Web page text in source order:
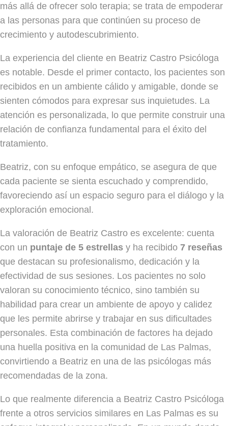
más allá de ofrecer solo terapia; se trata de empoderar
a las personas para que continúen su proceso de
crecimiento y autodescubrimiento.
La experiencia del cliente en Beatriz Castro Psicóloga
es notable. Desde el primer contacto, los pacientes son
recibidos en un ambiente cálido y amigable, donde se
sienten cómodos para expresar sus inquietudes. La
atención es personalizada, lo que permite construir una
relación de confianza fundamental para el éxito del
tratamiento.
Beatriz, con su enfoque empático, se asegura de que
cada paciente se sienta escuchado y comprendido,
favoreciendo así un espacio seguro para el diálogo y la
exploración emocional.
La valoración de Beatriz Castro es excelente: cuenta
con un puntaje de 5 estrellas y ha recibido 7 reseñas
que destacan su profesionalismo, dedicación y la
efectividad de sus sesiones. Los pacientes no solo
valoran su conocimiento técnico, sino también su
habilidad para crear un ambiente de apoyo y calidez
que les permite abrirse y trabajar en sus dificultades
personales. Esta combinación de factores ha dejado
una huella positiva en la comunidad de Las Palmas,
convirtiendo a Beatriz en una de las psicólogas más
recomendadas de la zona.
Lo que realmente diferencia a Beatriz Castro Psicóloga
frente a otros servicios similares en Las Palmas es su